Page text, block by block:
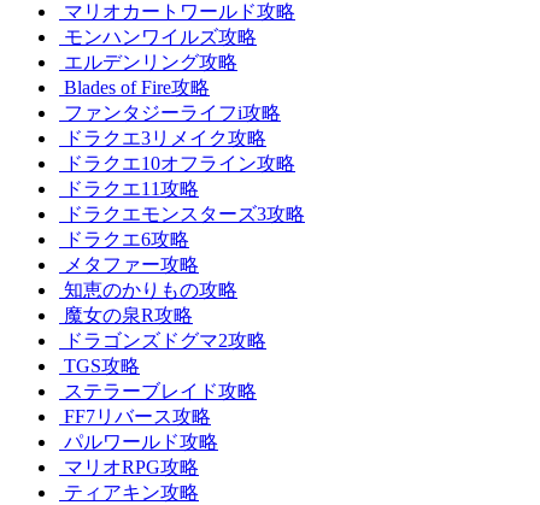
マリオカートワールド攻略
モンハンワイルズ攻略
エルデンリング攻略
Blades of Fire攻略
ファンタジーライフi攻略
ドラクエ3リメイク攻略
ドラクエ10オフライン攻略
ドラクエ11攻略
ドラクエモンスターズ3攻略
ドラクエ6攻略
メタファー攻略
知恵のかりもの攻略
魔女の泉R攻略
ドラゴンズドグマ2攻略
TGS攻略
ステラーブレイド攻略
FF7リバース攻略
パルワールド攻略
マリオRPG攻略
ティアキン攻略